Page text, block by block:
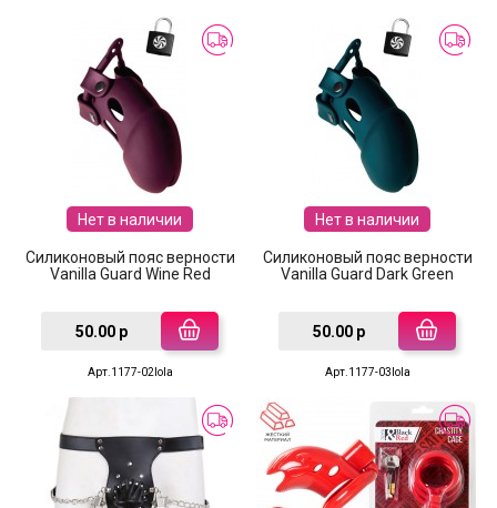
Нет в наличии
Силиконовый пояс верности
Vanilla Guard Wine Red
50.00 р
Арт.1177-02lola
Нет в наличии
Силиконовый пояс верности
Vanilla Guard Dark Green
50.00 р
Арт.1177-03lola